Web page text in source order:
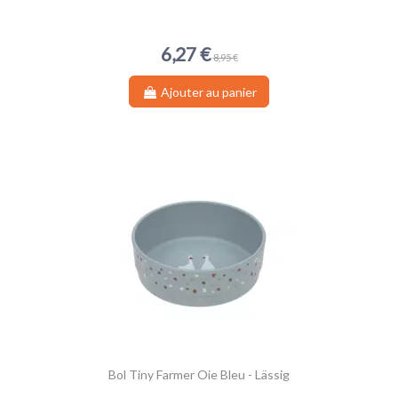
6,27 € 8,95 €
Ajouter au panier
Bol Tiny Farmer Oie Bleu - Lässig